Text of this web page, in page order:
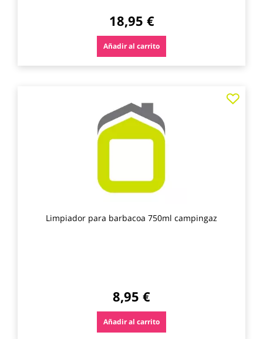
18,95 €
Añadir al carrito
Limpiador para barbacoa 750ml campingaz
8,95 €
Añadir al carrito